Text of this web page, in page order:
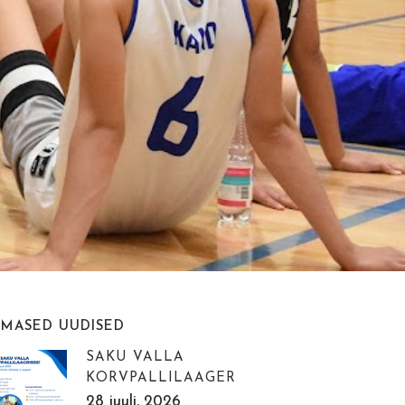
UUDISED
SAKU VALLA
KORVPALLILAAGER